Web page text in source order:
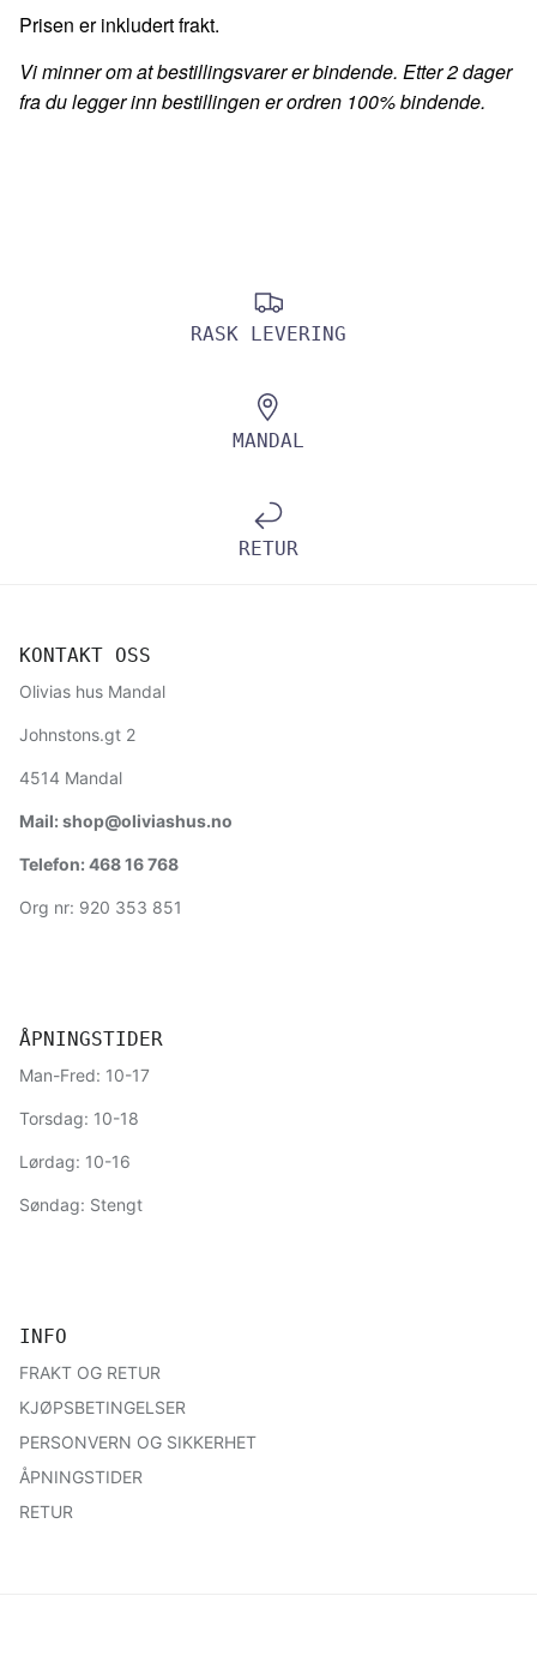
Prisen er inkludert frakt.
Vi minner om at bestillingsvarer er bindende. Etter 2 dager
fra du legger inn bestillingen er ordren 100% bindende.
RASK LEVERING
MANDAL
RETUR
KONTAKT OSS
Olivias hus Mandal
Johnstons.gt 2
4514 Mandal
Mail: shop@oliviashus.no
Telefon: 468 16 768
Org nr: 920 353 851
ÅPNINGSTIDER
Man-Fred: 10-17
Torsdag: 10-18
Lørdag: 10-16
Søndag: Stengt
INFO
FRAKT OG RETUR
KJØPSBETINGELSER
PERSONVERN OG SIKKERHET
ÅPNINGSTIDER
RETUR